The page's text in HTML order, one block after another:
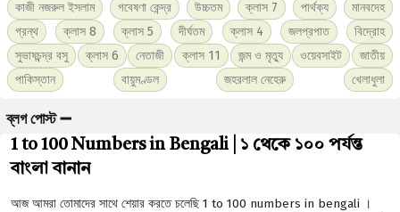
কাজী নজরুল ইসলাম
গবেষণা কেন্দ্র উচ্চতম ক্লাস 7 পার্থক্য
মানবদেহ
গ্রন্থ
ক্লাস 8 ক্লাস 5 দীর্ঘতম ক্লাস 4 জলপ্রপাত
বিদ্রোহ
সুভাষচন্দ্র বসু
ক্লাস 6 নেতাজী ক্লাস 11 জন্ম ও মৃত্যু ওয়েবসাইট
জাতীয়
পাকিস্তান
বায়ুমণ্ডল জহরলাল নেহেরু খেলাধুলা
ব্লগ পোস্ট ➖
1 to 100 Numbers in Bengali | ১ থেকে ১০০ পর্যন্ত
বাংলা বানান
আজ আমরা তোমাদের সাথে শেয়ার করতে চলেছি 1 to 100 numbers in bengali ।